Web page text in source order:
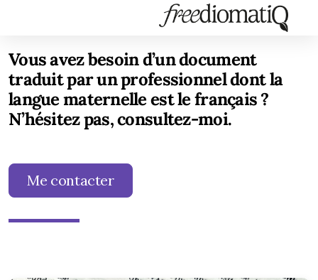
Vous avez besoin d’un document
traduit par un professionnel dont la
langue maternelle est le français ?
N’hésitez pas, consultez-moi.
Me contacter